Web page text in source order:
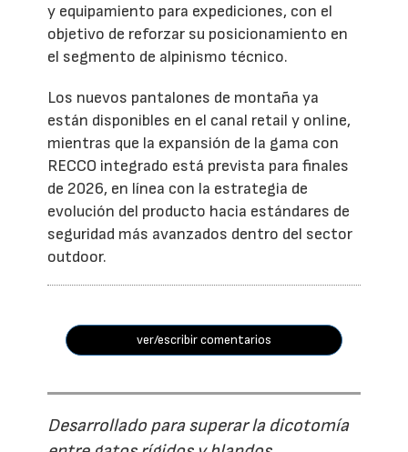
y equipamiento para expediciones, con el
objetivo de reforzar su posicionamiento en
el segmento de alpinismo técnico.
Los nuevos pantalones de montaña ya
están disponibles en el canal retail y online,
mientras que la expansión de la gama con
RECCO integrado está prevista para finales
de 2026, en línea con la estrategia de
evolución del producto hacia estándares de
seguridad más avanzados dentro del sector
outdoor.
ver/escribir comentarios
Desarrollado para superar la dicotomía